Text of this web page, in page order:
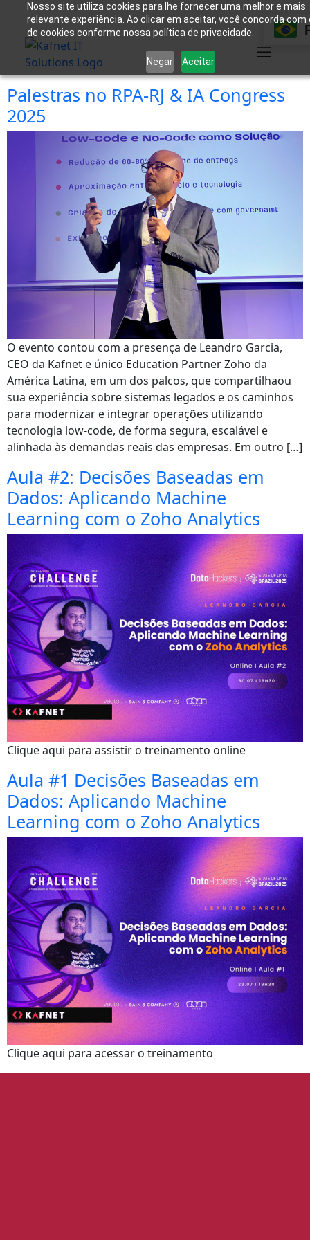
Nosso site utiliza cookies para lhe fornecer uma melhor e mais
relevante experiência. Ao clicar em aceitar, você concorda com
de cookies conforme nossa política de privacidade.
Negar Aceitar
Palestras no RPA-RJ & IA Congress
2025
O evento contou com a presença de Leandro Garcia,
CEO da Kafnet e único Education Partner Zoho da
América Latina, em um dos palcos, que compartilhaou
sua experiência sobre sistemas legados e os caminhos
para modernizar e integrar operações utilizando
tecnologia low-code, de forma segura, escalável e
alinhada às demandas reais das empresas. Em outro […]
Aula #2: Decisões Baseadas em
Dados: Aplicando Machine
Learning com o Zoho Analytics
Clique aqui para assistir o treinamento online
Aula #1 Decisões Baseadas em
Dados: Aplicando Machine
Learning com o Zoho Analytics
Clique aqui para acessar o treinamento